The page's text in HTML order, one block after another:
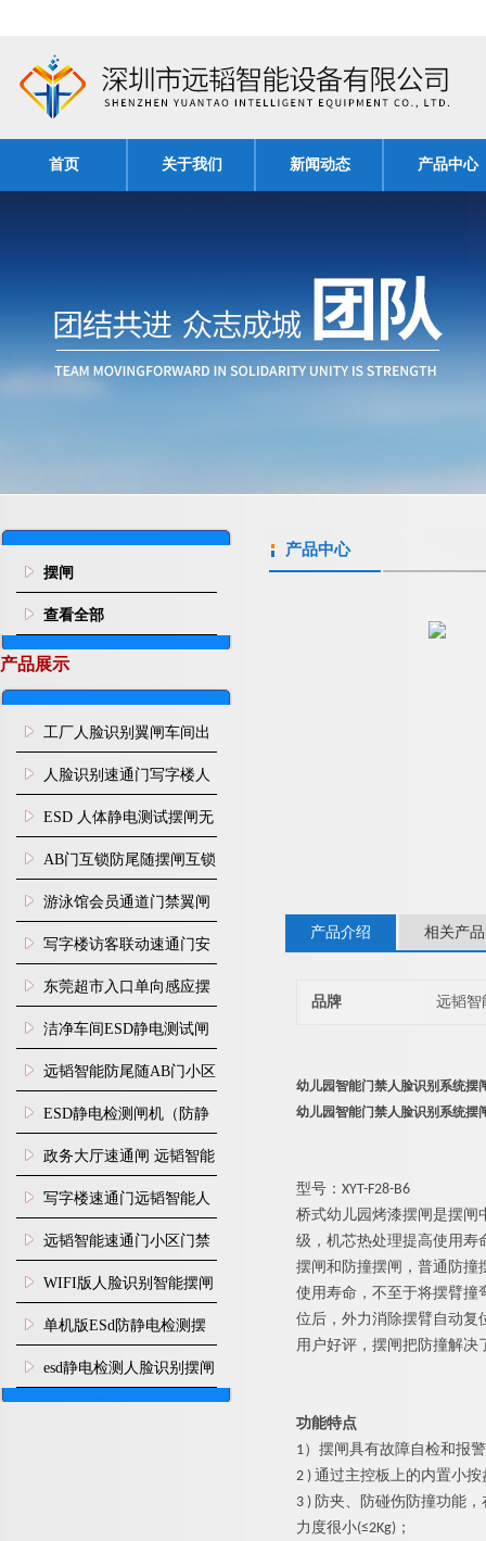
首页 关于我们 新闻动态 产品中心
摆闸
查看全部
产品展示
工厂人脸识别翼闸车间出
入口人行通道门禁
人脸识别速通门写字楼人
行通道闸门禁设备
ESD 人体静电测试摆闸无
尘车间防静电闸机
AB门互锁防尾随摆闸互锁
闸机
游泳馆会员通道门禁翼闸
写字楼访客联动速通门安
装
东莞超市入口单向感应摆
闸安装
洁净车间ESD静电测试闸
机
远韬智能防尾随AB门小区
门禁闸机安装
​ESD静电检测闸机（防静
电门禁通道系统）
政务大厅速通闸 远韬智能
防尾随静音速通门
写字楼速通门远韬智能人
脸识别快速通道闸
远韬智能速通门小区门禁
闸机食堂消费摆闸
WIFI版人脸识别智能摆闸
机
单机版ESd防静电检测摆
闸机
esd静电检测人脸识别摆闸
安装
产品中心
产品介绍 相关产品
品牌 远韬智
幼儿园智能门禁人脸识别系统摆
幼儿园智能门禁人脸识别系统摆
型号：XYT-F28-B6
桥式幼儿园烤漆摆闸是摆闸
级，机芯热处理提高使用寿
摆闸和防撞摆闸，普通防撞
使用寿命，不至于将摆臂撞
位后，外力消除摆臂自动复
用户好评，摆闸把防撞解决
功能特点
1） 摆闸具有故障自检和报
2 ) 通过主控板上的内置小
3 ) 防夹、防碰伤防撞功能
力度很小(≤2Kg)；